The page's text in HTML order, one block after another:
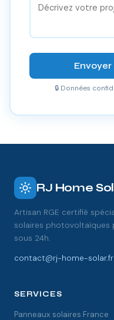
🔒 Données
RJ Home
Artisan RGE certifié
solaires photovoltaïques
sous 24h.
contact@rj-home-solar.fr
SERVICES
Panneaux solaires France